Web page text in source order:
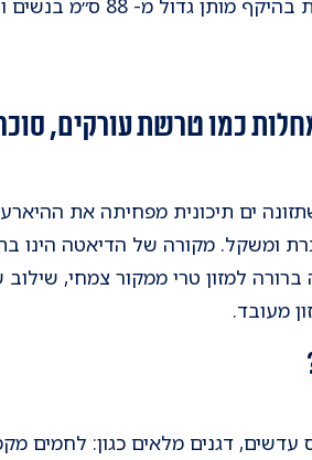
כמו טרשת עורקים,
ים תיכונית מפחיתה את
ומשקל. מקורה של הדיאטה הינו
ברורה למזון טרי ממקור צמחי,
מעובד.
עדשים, דגנים מלאים כגון: לחמים